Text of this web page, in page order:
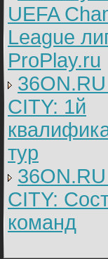
UEFA
League
ProPlay.ru
CITY: 1й
тур
CITY:
команд